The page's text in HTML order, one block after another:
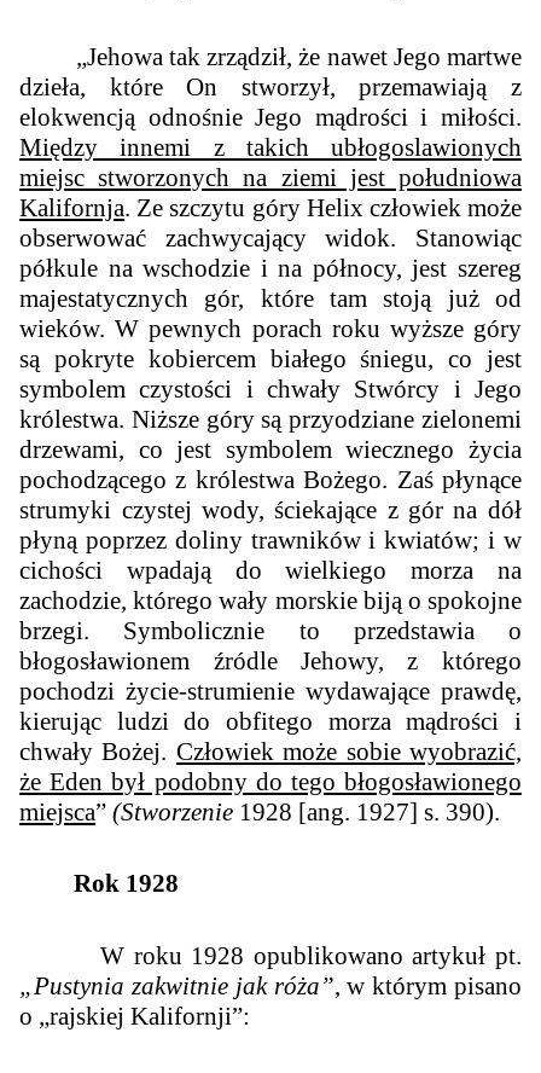
„Jehowa tak zrządził, że nawet Jego martwe
dzieła, które On stworzył, przemawiają z
elokwencją odnośnie Jego mądrości i miłości.
Między innemi z takich ubłogoslawionych
miejsc stworzonych na ziemi jest południowa
Kalifornja. Ze szczytu góry Helix człowiek może
obserwować zachwycający widok. Stanowiąc
półkule na wschodzie i na północy, jest szereg
majestatycznych gór, które tam stoją już od
wieków. W pewnych porach roku wyższe góry
są pokryte kobiercem białego śniegu, co jest
symbolem czystości i chwały Stwórcy i Jego
królestwa. Niższe góry są przyodziane zielonemi
drzewami, co jest symbolem wiecznego życia
pochodzącego z królestwa Bożego. Zaś płynące
strumyki czystej wody, ściekające z gór na dół
płyną poprzez doliny trawników i kwiatów; i w
cichości wpadają do wielkiego morza na
zachodzie, którego wały morskie biją o spokojne
brzegi. Symbolicznie to przedstawia o
błogosławionem źródle Jehowy, z którego
pochodzi życie-strumienie wydawające prawdę,
kierując ludzi do obfitego morza mądrości i
chwały Bożej. Człowiek może sobie wyobrazić,
że Eden był podobny do tego błogosławionego
miejsca”(Stworzenie 1928 [ang. 1927] s. 390).
Rok 1928
W roku 1928 opublikowano artykuł pt.
„Pustynia zakwitnie jak róża”, w którym pisano
o „rajskiej Kalifornji”: